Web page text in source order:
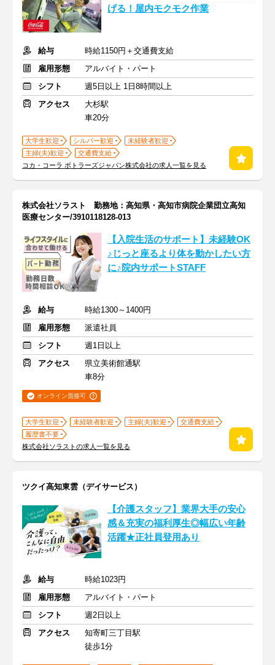
げる！屋内モクモク作業
給与
時給1150円＋交通費支給
雇用形態
アルバイト・パート
シフト
週5日以上 1日8時間以上
アクセス
大杉駅
車20分
大学生歓迎 シルバー歓迎
未経験者歓迎
主婦(夫)歓迎
交通費支給
コカ・コーラ ボトラーズジャパン株式会社の求人一覧を見る
株式会社ソラスト 勤務地：高知県・高知市病院企業団立高知
医療センター/3910118128-013
【入院生活のサポート】未経験OK
♪じっと座るより体を動かしたい方
に♪院内サポートSTAFF
給与
時給1300～1400円
雇用形態
派遣社員
シフト
週1日以上
アクセス
県立美術館通駅
車8分
オンライン面接可
大学生歓迎 未経験者歓迎 主婦(夫)歓迎
交通費支給
履歴書不要
株式会社ソラストの求人一覧を見る
ツクイ高知東雲（デイサービス）
【介護スタッフ】業界大手の安心
感＆充実の福利厚生◎幅広い年齢
活躍★正社員登用あり
給与
時給1023円
雇用形態
アルバイト・パート
シフト
週2日以上
アクセス
知寄町三丁目駅
徒歩1分